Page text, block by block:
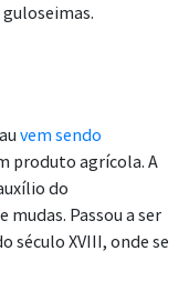
vem sendo
produto agrícola. A
do
Passou a ser
século XVIII, onde se